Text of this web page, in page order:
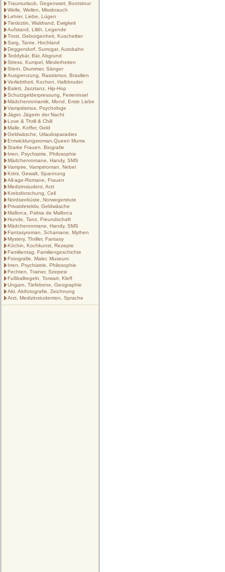
Traumurlaub, Gegenwart, Bootstour
Welle, Wellen, Missbrauch
Lehrer, Liebe, Lügen
Tierärztin, Waldrand, Ewigkeit
Aufstand, Lilith, Legende
Trost, Geborgenheit, Kuscheltier
Sarg, Tante, Hochland
Deggendorf, Surrogat, Autobahn
Teddybär, Bär, Abgrund
Stress, Kumpel, Minderheiten
Stern, Drummer, Sänger
Ausgrenzung, Rassismus, Brasilien
Verliebtheit, Kochen, Halbbruder
Balett, Jazztanz, Hip-Hop
Schutzgelderpressung, Ferieninsel
Mädchenromantik, Mond, Erste Liebe
Vampirismus, Psychologe
Jäger, Jägerin der Nacht
Love & Thrill & Chill
Malle, Koffer, Geld
Geldwäsche, Urlaubsparadies
Entwicklungsroman,Queen Mums
Starke Frauen, Biografie
Irren, Psychiatrie, Philosophie
Mädchenromane, Handy, SMS
Vampire, Vampirroman, Nebel
Krimi, Gewalt, Spannung
All-age-Romane, Frauen
Medizinstudent, Arzt
Krebsforschung, Cell
Nordseeküste, Norwegerstute
Privatdetektiv, Geldwäsche
Mallorca, Palma de Mallorca
Hunde, Tanz, Freundschaft
Mädchenromane, Handy, SMS
Fantasyroman, Schamane, Mythen
Mystery, Thriller, Fantasy
Köchin, Kochkunst, Rezepte
Familientag, Familiengeschichte
Fotografie, Maler, Museum
Irren, Psychiatrie, Philosophie
Fechten, Trainer, Szepesi
Fußballregeln, Torwart, Kleff
Ungarn, Tiefebene, Geographie
Akt, Aktfotografie, Zeichnung
Arzt, Medizinstudenten, Sprache